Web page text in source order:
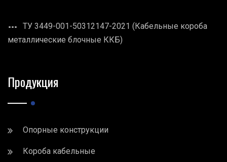
ТУ 3449-001-50312147-2021 (Кабельные короба
металлические блочные ККБ)
Продукция
Опорные конструкции
Короба кабельные